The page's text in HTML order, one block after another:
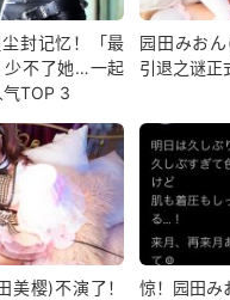
封记忆！「最
少不了她…一起
气TOP 3
园田みおん
引退之谜正
美樱)不演了！
惊！园田み